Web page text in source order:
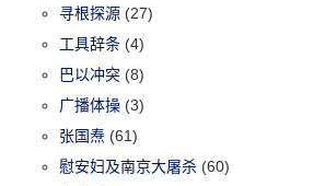
寻根探源 (27)
工具辞条 (4)
巴以冲突 (8)
广播体操 (3)
张国焘 (61)
慰安妇及南京大屠杀 (60)